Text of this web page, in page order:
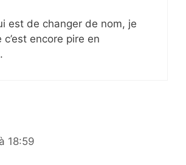
est de changer de nom, je
c’est encore pire en
18:59